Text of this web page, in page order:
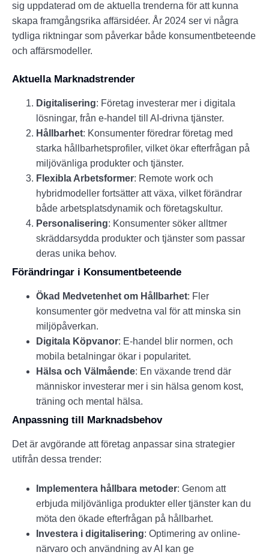
sig uppdaterad om de aktuella trenderna för att kunna
skapa framgångsrika affärsidéer. År 2024 ser vi några
tydliga riktningar som påverkar både konsumentbeteende
och affärsmodeller.
Aktuella Marknadstrender
Digitalisering: Företag investerar mer i digitala
lösningar, från e-handel till AI-drivna tjänster.
Hållbarhet: Konsumenter föredrar företag med
starka hållbarhetsprofiler, vilket ökar efterfrågan på
miljövänliga produkter och tjänster.
Flexibla Arbetsformer: Remote work och
hybridmodeller fortsätter att växa, vilket förändrar
både arbetsplatsdynamik och företagskultur.
Personalisering: Konsumenter söker alltmer
skräddarsydda produkter och tjänster som passar
deras unika behov.
Förändringar i Konsumentbeteende
Ökad Medvetenhet om Hållbarhet: Fler
konsumenter gör medvetna val för att minska sin
miljöpåverkan.
Digitala Köpvanor: E-handel blir normen, och
mobila betalningar ökar i popularitet.
Hälsa och Välmående: En växande trend där
människor investerar mer i sin hälsa genom kost,
träning och mental hälsa.
Anpassning till Marknadsbehov
Det är avgörande att företag anpassar sina strategier
utifrån dessa trender:
Implementera hållbara metoder: Genom att
erbjuda miljövänliga produkter eller tjänster kan du
möta den ökade efterfrågan på hållbarhet.
Investera i digitalisering: Optimering av online-
närvaro och användning av AI kan ge